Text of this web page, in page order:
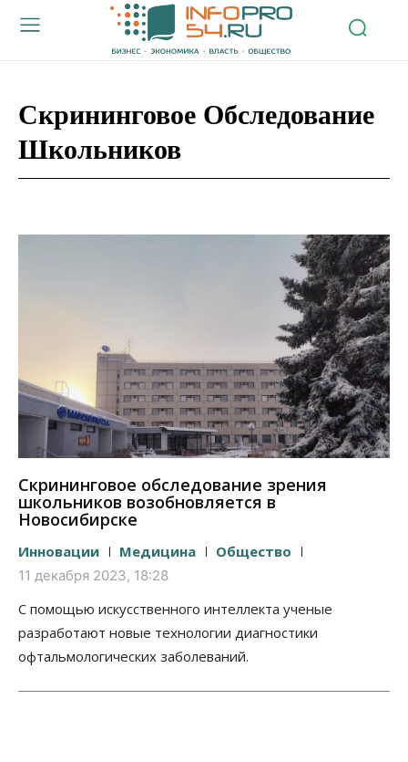
Скрининговое Обследование
Школьников
Скрининговое обследование зрения
школьников возобновляется в
Новосибирске
Инновации Медицина Общество
11 декабря 2023, 18:28
С помощью искусственного интеллекта ученые
разработают новые технологии диагностики
офтальмологических заболеваний.